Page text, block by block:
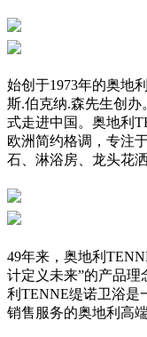
始创于1973年的奥地
斯.伯克纳.森先生创办
式走进中国。奥地利
欧洲简约格调，专注
石、淋浴房、龙头花
49年来，奥地利
计定义未来”的产品
利TENNE缇诺卫浴是
销售服务的奥地利高